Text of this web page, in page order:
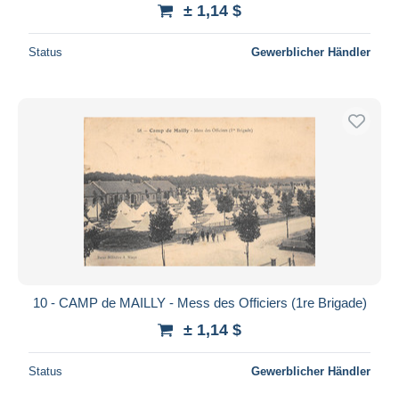
± 1,14 $
Status Gewerblicher Händler
10 - CAMP de MAILLY - Mess des Officiers (1re Brigade)
± 1,14 $
Status Gewerblicher Händler